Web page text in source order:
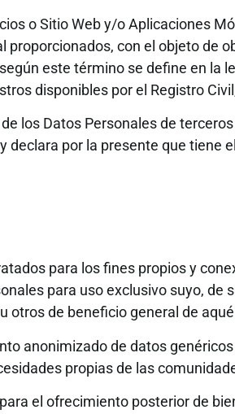
o Sitio Web y/o Aplicaciones
proporcionados, con el objeto de
este término se define en la
disponibles por el Registro
los Datos Personales de
declara por la presente que tiene
para los fines propios y
para uso exclusivo suyo, de
otros de beneficio general de
anonimizado de datos
propias de las
el ofrecimiento posterior de